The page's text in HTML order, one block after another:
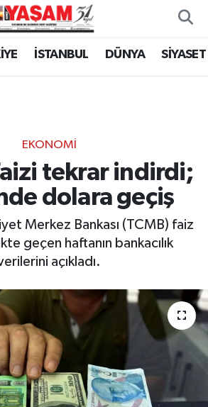
İSTANBUL DÜNYA SİYASET
EKONOMİ
tekrar indirdi;
dolara geçiş
Merkez Bankası (TCMB) faiz
geçen haftanın bankacılık
açıkladı.